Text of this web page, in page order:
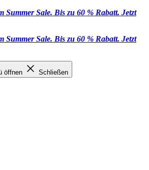
Summer Sale. Bis zu 60 % Rabatt. Jetzt
Summer Sale. Bis zu 60 % Rabatt. Jetzt
öffnen Schließen